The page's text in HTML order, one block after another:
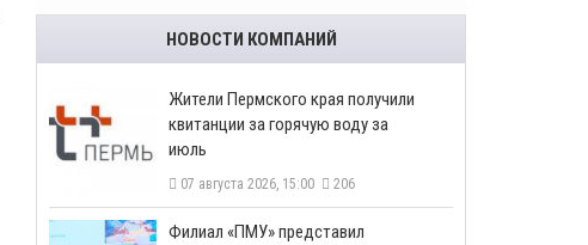
НОВОСТИ КОМПАНИЙ
​Жители Пермского края получили
квитанции за горячую воду за
июль
07 августа 2026, 15:00 206
​Филиал «ПМУ» представил